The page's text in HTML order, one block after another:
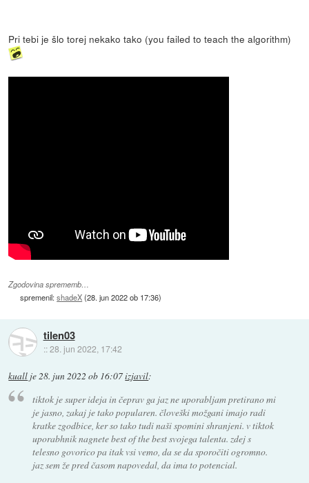
Pri tebi je šlo torej nekako tako (you failed to teach the algorithm)
Zgodovina sprememb…
spremenil:shadeX(28. jun 2022 ob 17:36)
tilen03
::28. jun 2022, 17:42
kuall je28. jun 2022 ob 16:07izjavil:
tiktok je super ideja in čeprav ga jaz ne uporabljam pretirano mi
je jasno, zakaj je tako popularen. človeški možgani imajo radi
kratke zgodbice, ker so tako tudi naši spomini shranjeni. v tiktok
uporabhnik nagnete best of the best svojega talenta. zdej s
telesno govorico pa itak vsi vemo, da se da sporočiti ogromno.
jaz sem že pred časom napovedal, da ima to potencial.